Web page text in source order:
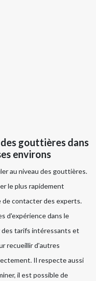
gouttières dans
environs
au niveau des gouttières.
le plus rapidement
de contacter des experts.
d'expérience dans le
des tarifs intéressants et
recueillir d'autres
Il respecte aussi
il est possible de